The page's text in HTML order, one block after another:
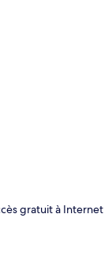
gratuit à Internet